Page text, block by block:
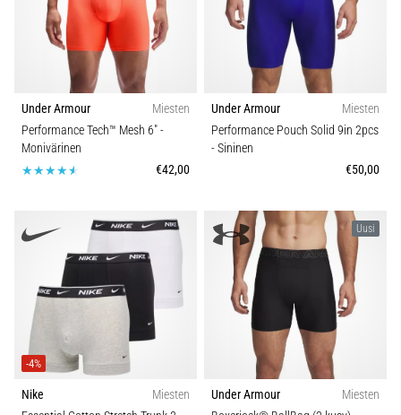
Under Armour
Miesten
Performance Tech™ Mesh 6"-
Monivärinen
€42,00
Under Armour
Miesten
Performance Pouch Solid 9in 2pcs
- Sininen
€50,00
-4%
Nike
Miesten
Uusi
Under Armour
Miesten